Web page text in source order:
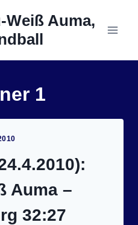
Weiß Auma,
1
Auma –
32:27